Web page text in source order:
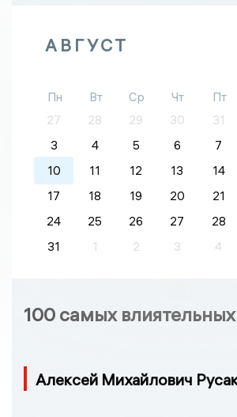
АВГУСТ
Пн Вт Ср Чт Пт
27
28 29 30 31
3
4 5 6 7
10
11 12 13 14
17
18 19 20 21
24
25 26 27 28
31
1 2 3 4
100 самых
Алексей Михайлович